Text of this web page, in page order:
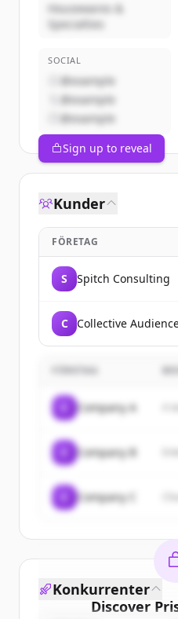
Housewares &
Specialties
SOCIAL
@example
@example
@example
Sign up to reveal
Kunder
FÖRETAG
S Spitch Consulting
C Collective
Company A A
Company B
Company C
Discover
Konkurrenter